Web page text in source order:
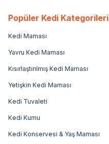
Popüler Kedi Kategorileri
Kedi Maması
Yavru Kedi Maması
Kısırlaştırılmış Kedi Maması
Yetişkin Kedi Maması
Kedi Tuvaleti
Kedi Kumu
Kedi Konservesi & Yaş Maması